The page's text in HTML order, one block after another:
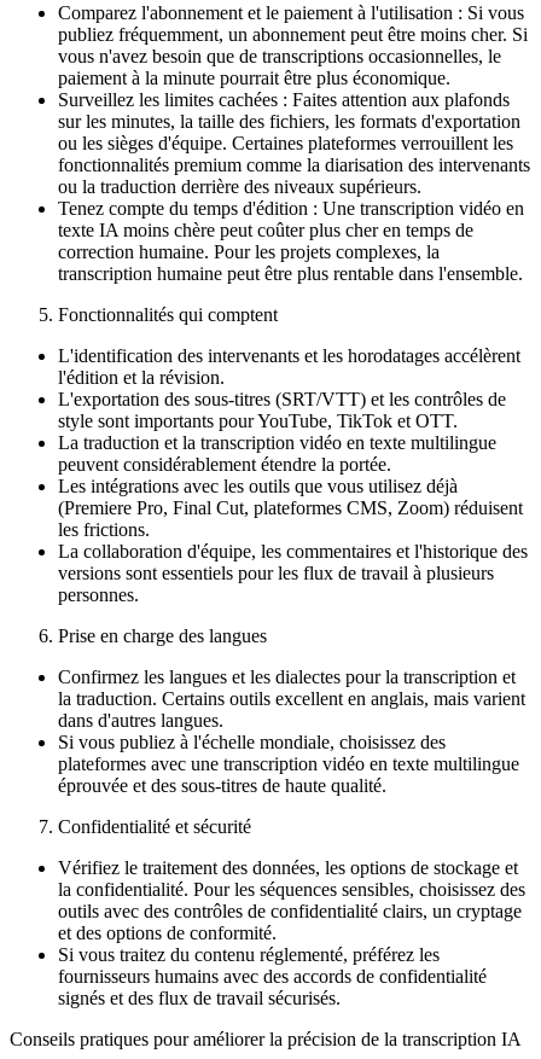
Comparez l'abonnement et le paiement à l'utilisation : Si vous
publiez fréquemment, un abonnement peut être moins cher. Si
vous n'avez besoin que de transcriptions occasionnelles, le
paiement à la minute pourrait être plus économique.
Surveillez les limites cachées : Faites attention aux plafonds
sur les minutes, la taille des fichiers, les formats d'exportation
ou les sièges d'équipe. Certaines plateformes verrouillent les
fonctionnalités premium comme la diarisation des intervenants
ou la traduction derrière des niveaux supérieurs.
Tenez compte du temps d'édition : Une transcription vidéo en
texte IA moins chère peut coûter plus cher en temps de
correction humaine. Pour les projets complexes, la
transcription humaine peut être plus rentable dans l'ensemble.
Fonctionnalités qui comptent
L'identification des intervenants et les horodatages accélèrent
l'édition et la révision.
L'exportation des sous-titres (SRT/VTT) et les contrôles de
style sont importants pour YouTube, TikTok et OTT.
La traduction et la transcription vidéo en texte multilingue
peuvent considérablement étendre la portée.
Les intégrations avec les outils que vous utilisez déjà
(Premiere Pro, Final Cut, plateformes CMS, Zoom) réduisent
les frictions.
La collaboration d'équipe, les commentaires et l'historique des
versions sont essentiels pour les flux de travail à plusieurs
personnes.
Prise en charge des langues
Confirmez les langues et les dialectes pour la transcription et
la traduction. Certains outils excellent en anglais, mais varient
dans d'autres langues.
Si vous publiez à l'échelle mondiale, choisissez des
plateformes avec une transcription vidéo en texte multilingue
éprouvée et des sous-titres de haute qualité.
Confidentialité et sécurité
Vérifiez le traitement des données, les options de stockage et
la confidentialité. Pour les séquences sensibles, choisissez des
outils avec des contrôles de confidentialité clairs, un cryptage
et des options de conformité.
Si vous traitez du contenu réglementé, préférez les
fournisseurs humains avec des accords de confidentialité
signés et des flux de travail sécurisés.
Conseils pratiques pour améliorer la précision de la transcription IA